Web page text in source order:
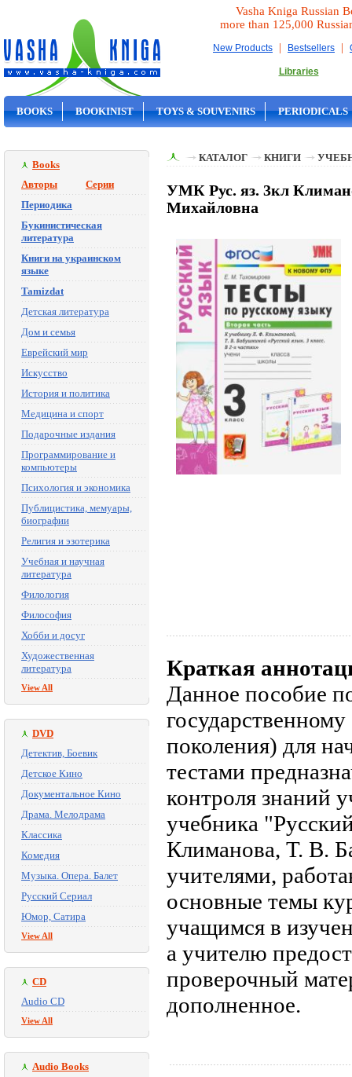
Vasha Kniga Russian
more than 125,000
New Products | Bestsellers |
Libraries
BOOKS BOOKINIST TOYS & SOUVENIRS PERIODICALS
Books
Авторы
Серии
Периодика
Букинистическая
литература
Книги на украинском
языке
Tamizdat
Детская литература
Дом и семья
Еврейский мир
Искусство
История и политика
Медицина и спорт
Подарочные издания
Программирование и
компьютеры
Психология и экономика
Публицистика, мемуары,
биографии
Религия и эзотерика
Учебная и научная
литература
Филология
Философия
Хобби и досуг
Художественная
литература
View All
DVD
Детектив, Боевик
Детское Кино
Документальное Кино
Драма. Мелодрама
Классика
Комедия
Музыка. Опера. Балет
Русский Сериал
Юмор, Сатира
View All
CD
Audio CD
View All
Audio Books
КАТАЛОГ КНИГИ
УМК Рус. яз. 3кл
Михайловна
Краткая
Данное пособие
поколения) для
тестами
контроля знаний
учебника
Климанова, Т. В.
учителями,
основные темы
учащимся в
а учителю
проверочный
дополненное.